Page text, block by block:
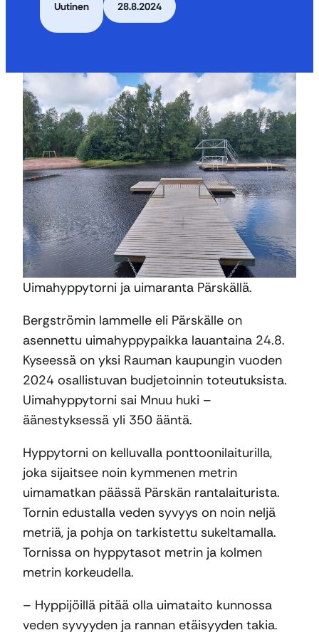
Uutinen 28.8.2024
Uimahyppytorni ja uimaranta Pärskällä.
Bergströmin lammelle eli Pärskälle on
asennettu uimahyppypaikka lauantaina 24.8.
Kyseessä on yksi Rauman kaupungin vuoden
2024 osallistuvan budjetoinnin toteutuksista.
Uimahyppytorni sai Mnuu huki –
äänestyksessä yli 350 ääntä.
Hyppytorni on kelluvalla ponttoonilaiturilla,
joka sijaitsee noin kymmenen metrin
uimamatkan päässä Pärskän rantalaiturista.
Tornin edustalla veden syvyys on noin neljä
metriä, ja pohja on tarkistettu sukeltamalla.
Tornissa on hyppytasot metrin ja kolmen
metrin korkeudella.
– Hyppijöillä pitää olla uimataito kunnossa
veden syvyyden ja rannan etäisyyden takia.